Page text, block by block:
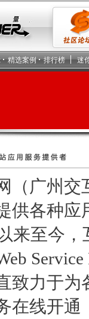
精选案例 排行榜 迷
广州交
供各种
来至今
致力于
在线开